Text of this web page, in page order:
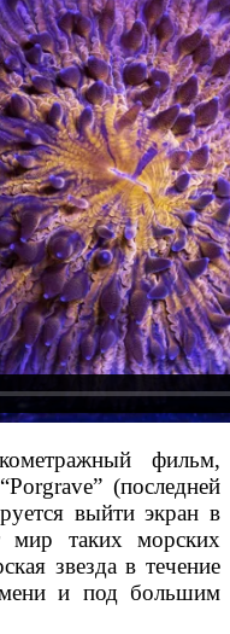
фильм,
“Porgrave” (последней
выйти экран в
мир таких морских
звездав течение
и под большим